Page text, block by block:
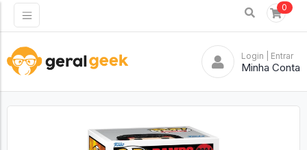
0
Login | Entrar
Minha Conta